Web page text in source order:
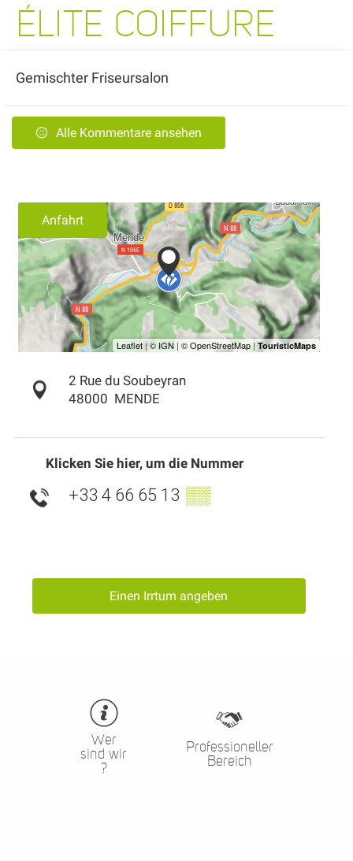
ÉLITE COIFFURE
Gemischter Friseursalon
Alle Kommentare ansehen
Anfahrt
2 Rue du Soubeyran
48000 MENDE
Klicken Sie hier, um die Nummer
+33 4 66 65 13 ▒▒
Einen Irrtum angeben
Wer
sind wir
?
Professioneller
Bereich